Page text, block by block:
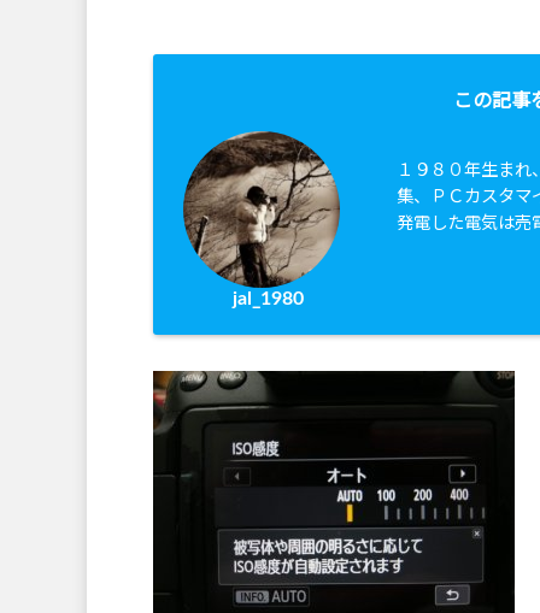
この記事
jal_1980
１９８０年生ま
集、ＰＣカスタマ
発電した電気は売